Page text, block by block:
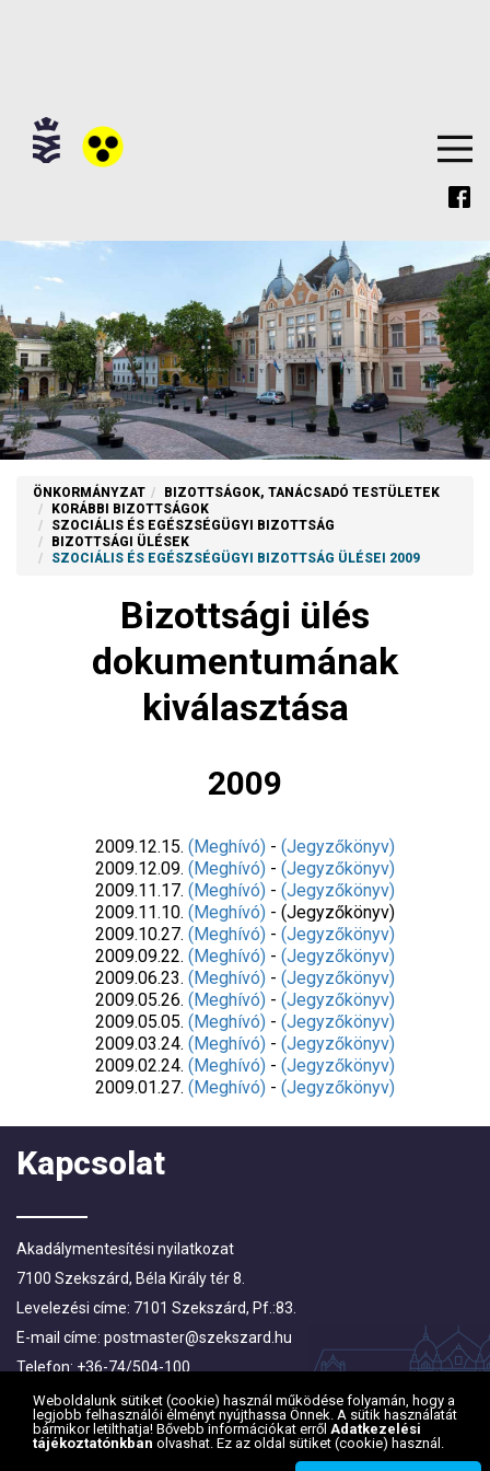
Weboldalunk sütiket (cookie) használ működése folyamán, hogy a
legjobb felhasználói élményt nyújthassa Önnek. A sütik használatát
bármikor letilthatja! Bővebb információkat erről Adatkezelési
tájékoztatónkban olvashat. Ez az oldal sütiket (cookie) használ.
ÖNKORMÁNYZAT
BIZOTTSÁGOK, TANÁCSADÓ TESTÜLETEK
KORÁBBI BIZOTTSÁGOK
SZOCIÁLIS ÉS EGÉSZSÉGÜGYI BIZOTTSÁG
BIZOTTSÁGI ÜLÉSEK
SZOCIÁLIS ÉS EGÉSZSÉGÜGYI BIZOTTSÁG ÜLÉSEI 2009
Bizottsági ülés
dokumentumának
kiválasztása
2009
2009.12.15. (Meghívó) - (Jegyzőkönyv)
2009.12.09. (Meghívó) - (Jegyzőkönyv)
2009.11.17. (Meghívó) - (Jegyzőkönyv)
2009.11.10. (Meghívó) - (Jegyzőkönyv)
2009.10.27. (Meghívó) - (Jegyzőkönyv)
2009.09.22. (Meghívó) - (Jegyzőkönyv)
2009.06.23. (Meghívó) - (Jegyzőkönyv)
2009.05.26. (Meghívó) - (Jegyzőkönyv)
2009.05.05. (Meghívó) - (Jegyzőkönyv)
2009.03.24. (Meghívó) - (Jegyzőkönyv)
2009.02.24. (Meghívó) - (Jegyzőkönyv)
2009.01.27. (Meghívó) - (Jegyzőkönyv)
Kapcsolat
Akadálymentesítési nyilatkozat
7100 Szekszárd, Béla Király tér 8.
Levelezési címe: 7101 Szekszárd, Pf.:83.
E-mail címe: postmaster@szekszard.hu
Telefon: +36-74/504-100
Fax: +36-74/412-719; +36-74/510-251